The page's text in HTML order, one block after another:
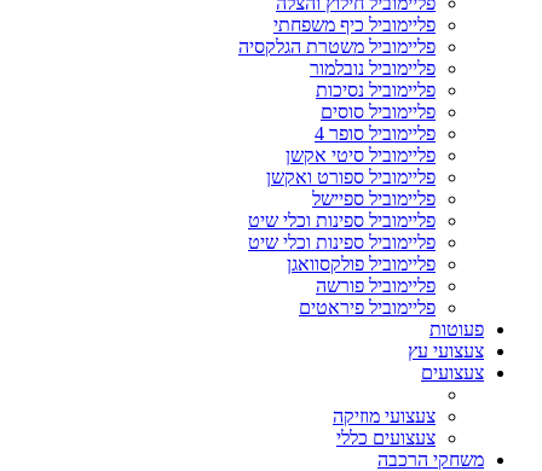
פליימוביל כיף משפחתי
פליימוביל משטרת הגלקסיה
פליימוביל נובלמור
פליימוביל נסיכות
פליימוביל סוסים
פליימוביל סופר 4
פליימוביל סיטי אקשן
פליימוביל ספורט ואקשן
פליימוביל ספיישל
פליימוביל ספינות וכלי שיט
פליימוביל ספינות וכלי שיט
פליימוביל פולקסוואגן
פליימוביל פורשה
פליימוביל פיראטים
פעוטות
צעצועי עץ
צעצועים
צעצועי מוזיקה
צעצועים כללי
משחקי הרכבה